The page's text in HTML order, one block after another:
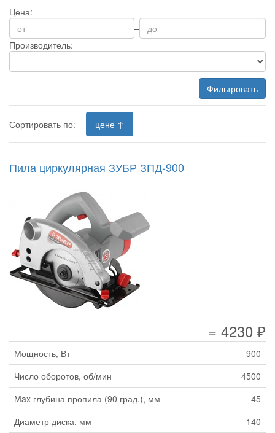
Цена:
–
Производитель:
Фильтровать
Сортировать по: цене ↑
Пила циркулярная ЗУБР ЗПД-900
= 4230 ₽
Мощность, Вт
900
Число оборотов, об/мин
4500
Max глубина пропила (90 град.), мм
45
Диаметр диска, мм
140